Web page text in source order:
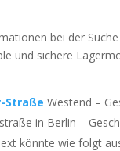
bei der
und sichere
Straße Westend –
in Berlin –
könnte wie folgt